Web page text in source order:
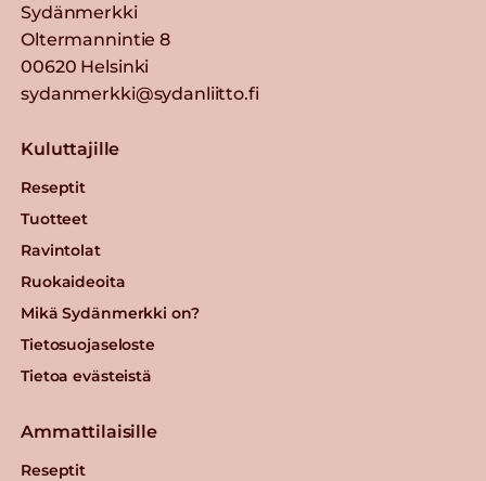
Sydänmerkki
Oltermannintie 8
00620 Helsinki
sydanmerkki@sydanliitto.fi
Kuluttajille
Reseptit
Tuotteet
Ravintolat
Ruokaideoita
Mikä Sydänmerkki on?
Tietosuojaseloste
Tietoa evästeistä
Ammattilaisille
Reseptit